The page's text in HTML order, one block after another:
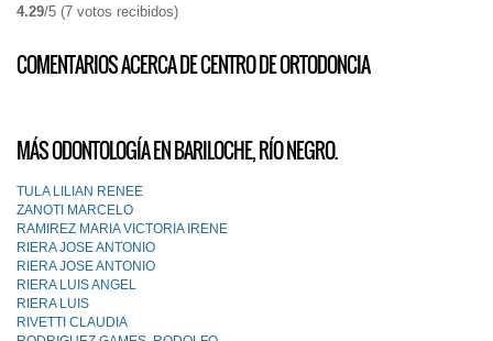
4.29/5 (7 votos recibidos)
COMENTARIOS ACERCA DE CENTRO DE ORTODONCIA
MÁS ODONTOLOGÍA EN BARILOCHE, RÍO NEGRO.
TULA LILIAN RENEE
ZANOTI MARCELO
RAMIREZ MARIA VICTORIA IRENE
RIERA JOSE ANTONIO
RIERA JOSE ANTONIO
RIERA LUIS ANGEL
RIERA LUIS
RIVETTI CLAUDIA